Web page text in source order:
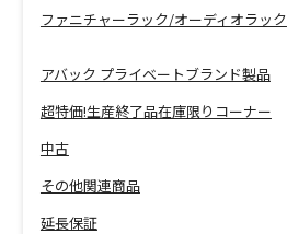
ファニチャーラック/オーディオラック
アバック プライベートブランド製品
超特価!生産終了品在庫限りコーナー
中古
その他関連商品
延長保証